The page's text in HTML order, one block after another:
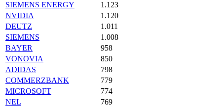
SIEMENS ENERGY
1.123
NVIDIA
1.120
DEUTZ
1.011
SIEMENS
1.008
BAYER
958
VONOVIA
850
ADIDAS
798
COMMERZBANK
779
MICROSOFT
774
NEL
769